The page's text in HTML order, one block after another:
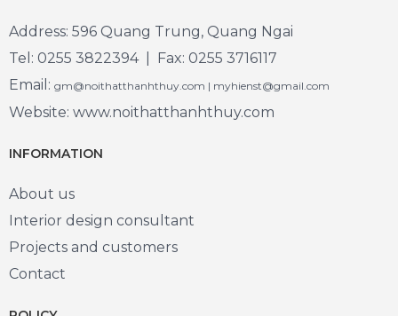
Address: 596 Quang Trung, Quang Ngai
Tel: 0255 3822394 | Fax: 0255 3716117
Email: gm@noithatthanhthuy.com | myhienst@gmail.com
Website: www.noithatthanhthuy.com
INFORMATION
About us
Interior design consultant
Projects and customers
Contact